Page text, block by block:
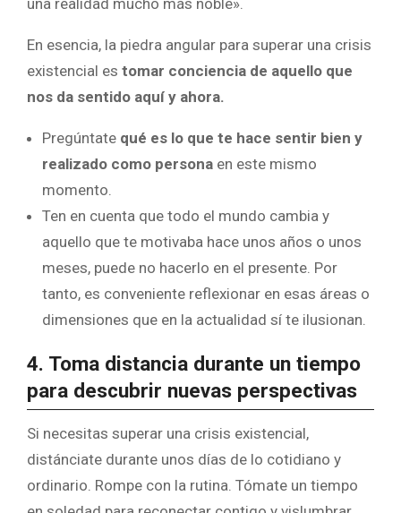
una realidad mucho más noble».
En esencia, la piedra angular para superar una crisis
existencial es tomar conciencia de aquello que
nos da sentido aquí y ahora.
Pregúntate qué es lo que te hace sentir bien y
realizado como persona en este mismo
momento.
Ten en cuenta que todo el mundo cambia y
aquello que te motivaba hace unos años o unos
meses, puede no hacerlo en el presente. Por
tanto, es conveniente reflexionar en esas áreas o
dimensiones que en la actualidad sí te ilusionan.
4. Toma distancia durante un tiempo
para descubrir nuevas perspectivas
Si necesitas superar una crisis existencial,
distánciate durante unos días de lo cotidiano y
ordinario. Rompe con la rutina. Tómate un tiempo